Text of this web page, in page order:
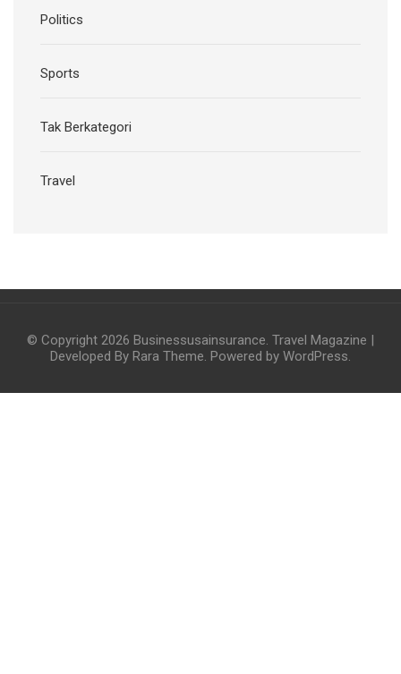
Politics
Sports
Tak Berkategori
Travel
© Copyright 2026 Businessusainsurance. Travel Magazine |
Developed By Rara Theme. Powered by WordPress.